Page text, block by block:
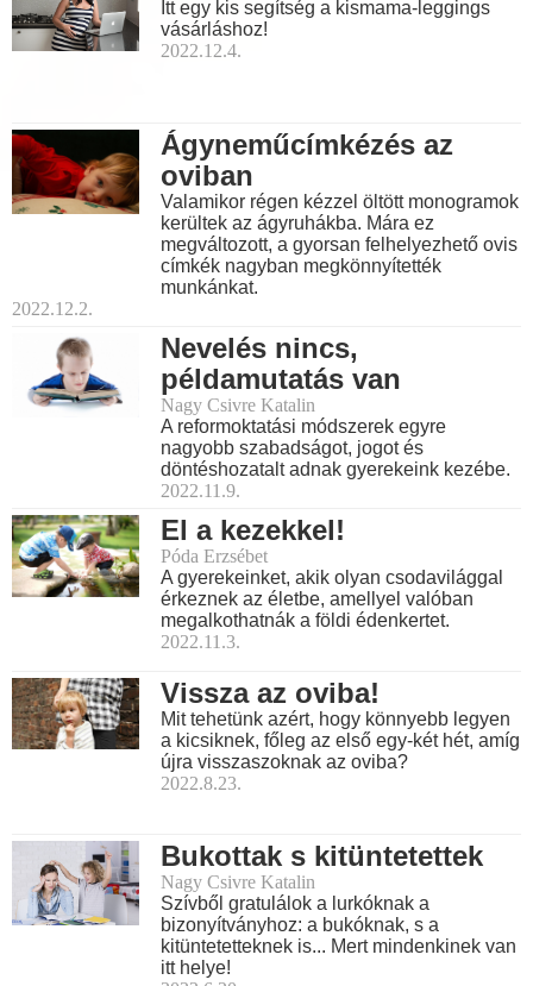
Itt egy kis segítség a kismama-leggings
vásárláshoz!
2022.12.4.
Ágyneműcímkézés az
oviban
Valamikor régen kézzel öltött monogramok
kerültek az ágyruhákba. Mára ez
megváltozott, a gyorsan felhelyezhető ovis
címkék nagyban megkönnyítették
munkánkat.
2022.12.2.
Nevelés nincs,
példamutatás van
Nagy Csivre Katalin
A reformoktatási módszerek egyre
nagyobb szabadságot, jogot és
döntéshozatalt adnak gyerekeink kezébe.
2022.11.9.
El a kezekkel!
Póda Erzsébet
A gyerekeinket, akik olyan csodavilággal
érkeznek az életbe, amellyel valóban
megalkothatnák a földi édenkertet.
2022.11.3.
Vissza az oviba!
Mit tehetünk azért, hogy könnyebb legyen
a kicsiknek, főleg az első egy-két hét, amíg
újra visszaszoknak az oviba?
2022.8.23.
Bukottak s kitüntetettek
Nagy Csivre Katalin
Szívből gratulálok a lurkóknak a
bizonyítványhoz: a bukóknak, s a
kitüntetetteknek is... Mert mindenkinek van
itt helye!